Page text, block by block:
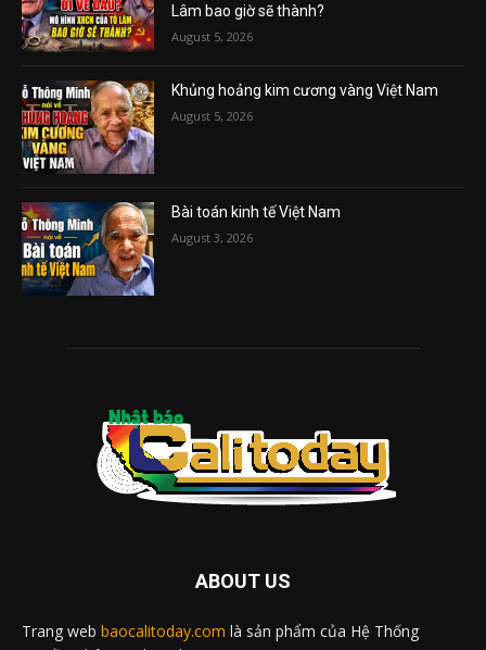
Lâm bao giờ sẽ thành?
August 5, 2026
Khủng hoảng kim cương vàng Việt Nam
August 5, 2026
Bài toán kinh tế Việt Nam
August 3, 2026
ABOUT US
Trang web baocalitoday.com là sản phẩm của Hệ Thống